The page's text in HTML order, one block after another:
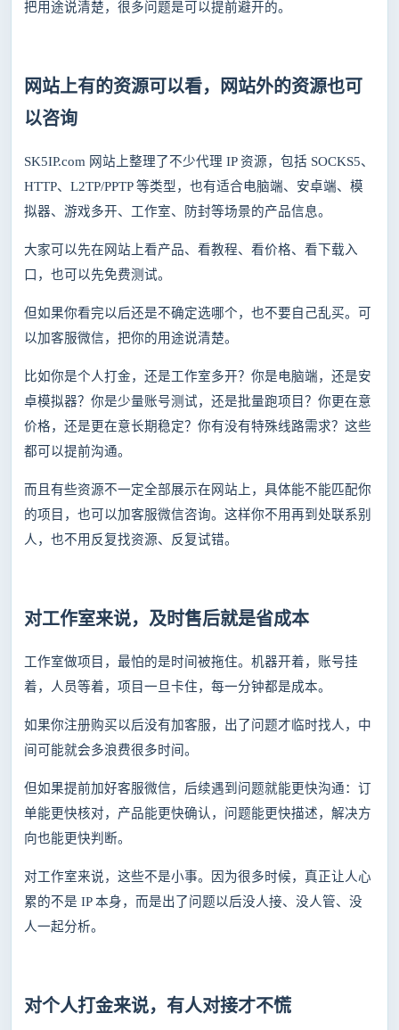
把用途说清楚，很多问题是可以提前避开的。
网站上有的资源可以看，网站外的资源也可
以咨询
SK5IP.com 网站上整理了不少代理 IP 资源，包括 SOCKS5、
HTTP、L2TP/PPTP 等类型，也有适合电脑端、安卓端、模
拟器、游戏多开、工作室、防封等场景的产品信息。
大家可以先在网站上看产品、看教程、看价格、看下载入
口，也可以先免费测试。
但如果你看完以后还是不确定选哪个，也不要自己乱买。可
以加客服微信，把你的用途说清楚。
比如你是个人打金，还是工作室多开？你是电脑端，还是安
卓模拟器？你是少量账号测试，还是批量跑项目？你更在意
价格，还是更在意长期稳定？你有没有特殊线路需求？这些
都可以提前沟通。
而且有些资源不一定全部展示在网站上，具体能不能匹配你
的项目，也可以加客服微信咨询。这样你不用再到处联系别
人，也不用反复找资源、反复试错。
对工作室来说，及时售后就是省成本
工作室做项目，最怕的是时间被拖住。机器开着，账号挂
着，人员等着，项目一旦卡住，每一分钟都是成本。
如果你注册购买以后没有加客服，出了问题才临时找人，中
间可能就会多浪费很多时间。
但如果提前加好客服微信，后续遇到问题就能更快沟通：订
单能更快核对，产品能更快确认，问题能更快描述，解决方
向也能更快判断。
对工作室来说，这些不是小事。因为很多时候，真正让人心
累的不是 IP 本身，而是出了问题以后没人接、没人管、没
人一起分析。
对个人打金来说，有人对接才不慌